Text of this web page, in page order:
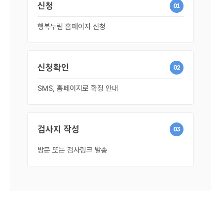
01
신청
행복누림 홈페이지 신청
02
신청확인
SMS, 홈페이지로 확정 안내
03
검사지 작성
방문 또는 검사링크 발송